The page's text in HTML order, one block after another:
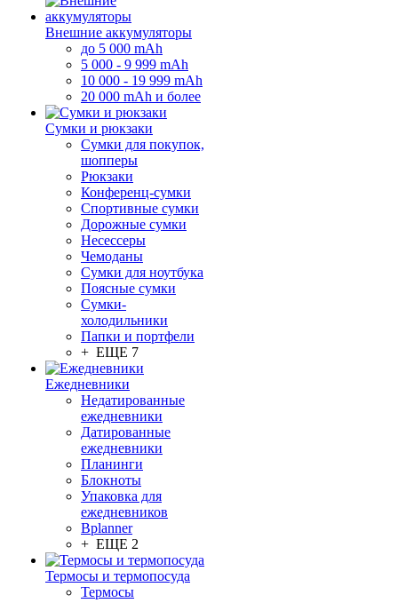
Внешние аккумуляторы
до 5 000 mAh
5 000 - 9 999 mAh
10 000 - 19 999 mAh
20 000 mAh и более
Сумки и рюкзаки
Сумки для покупок,
шопперы
Рюкзаки
Конференц-сумки
Спортивные сумки
Дорожные сумки
Несессеры
Чемоданы
Сумки для ноутбука
Поясные сумки
Сумки-
холодильники
Папки и портфели
+ ЕЩЕ 7
Ежедневники
Недатированные
ежедневники
Датированные
ежедневники
Планинги
Блокноты
Упаковка для
ежедневников
Bplanner
+ ЕЩЕ 2
Термосы и термопосуда
Термосы